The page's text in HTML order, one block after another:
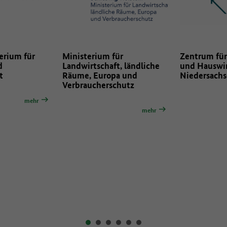
ländliche
Zentrum für Ernährung
und Hauswirtschaft
Niedersachsen - ZEHN
United